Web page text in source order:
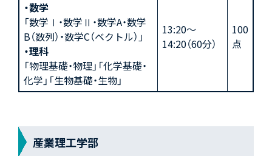
・数学
「数学Ⅰ・数学Ⅱ・数学A・数学
B（数列）・数学C（ベクトル）」
・理科
「物理基礎・物理」「化学基礎・
化学」「生物基礎・生物」
13:20～
14:20（60分）
100
点
産業理工学部